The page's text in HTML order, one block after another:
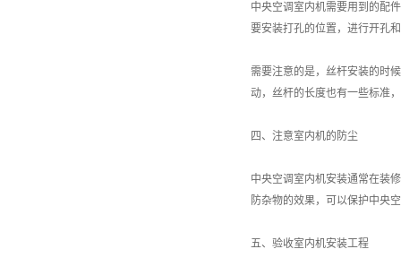
中央空调室内机需要用到的配
要安装打孔的位置，进行开孔
需要注意的是，丝杆安装的时
动，丝杆的长度也有一些标准
四、注意室内机的防尘
中央空调室内机安装通常在装
防杂物的效果，可以保护中央
五、验收室内机安装工程